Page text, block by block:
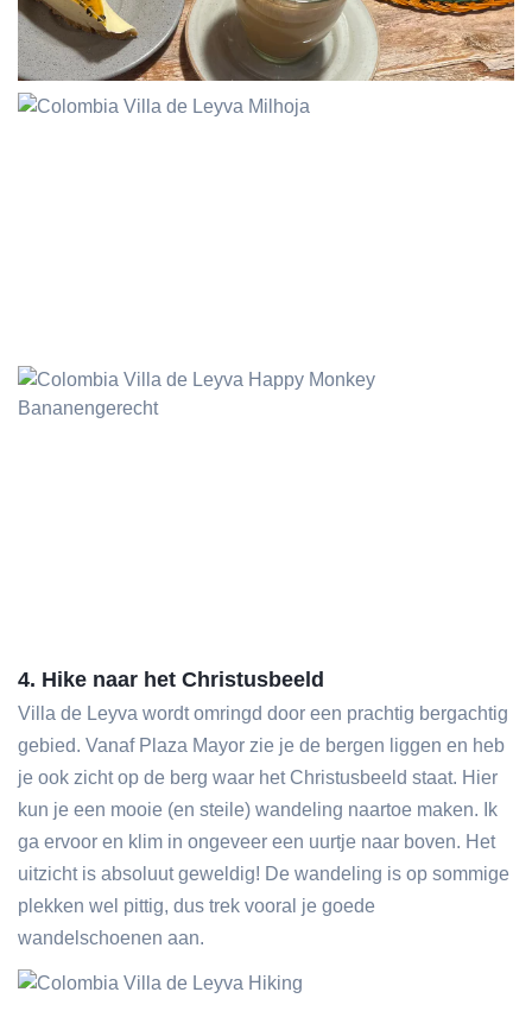
4. Hike naar het Christusbeeld
Villa de Leyva wordt omringd door een prachtig bergachtig
gebied. Vanaf Plaza Mayor zie je de bergen liggen en heb
je ook zicht op de berg waar het Christusbeeld staat. Hier
kun je een mooie (en steile) wandeling naartoe maken. Ik
ga ervoor en klim in ongeveer een uurtje naar boven. Het
uitzicht is absoluut geweldig! De wandeling is op sommige
plekken wel pittig, dus trek vooral je goede
wandelschoenen aan.